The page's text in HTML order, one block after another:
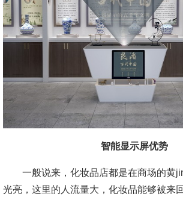
智能显示屏优势
一般说来，化妆品店都是在商场的黄
光亮，这里的人流量大，化妆品能够被来